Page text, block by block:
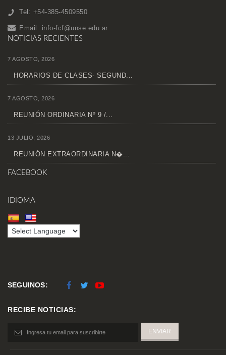
Tel: +54-385-4509550
Email: info-fcf@unse.edu.ar
NOTICIAS RECIENTES
7 AGOSTO, 2026
HORARIOS DE CLASES- SEGUND...
7 AGOSTO, 2026
REUNIÓN ORDINARIA Nº 9 /...
13 JULIO, 2026
REUNIÓN EXTRAORDINARIA N�...
FACEBOOK
IDIOMA
SEGUINOS:
RECIBE NOTICIAS: